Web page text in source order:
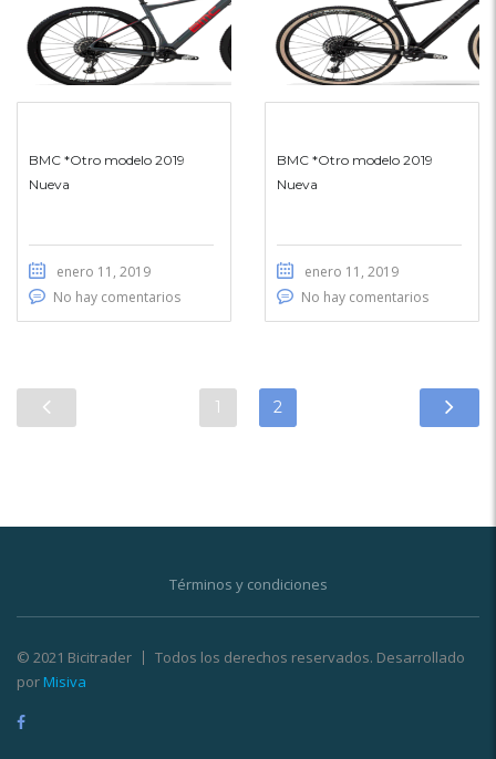
BMC *Otro modelo 2019
Nueva
enero 11, 2019
No hay comentarios
BMC *Otro modelo 2019
Nueva
enero 11, 2019
No hay comentarios
1 2
Términos y condiciones
© 2021 Bicitrader
Todos los derechos reservados. Desarrollado
por Misiva